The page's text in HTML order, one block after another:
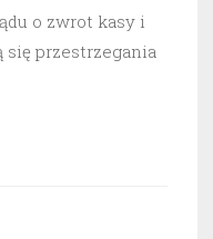
o zwrot kasy i
się przestrzegania